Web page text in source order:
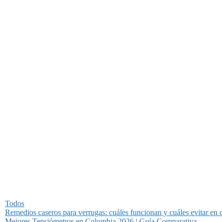
Todos
Remedios caseros para verrugas: cuáles funcionan y cuáles evitar en